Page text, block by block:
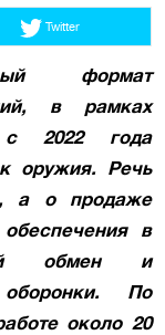
Twitter
формат
в рамках
с 2022 года
оружия. Речь
а о продаже
в
обмен и
оборонки. По
около 20